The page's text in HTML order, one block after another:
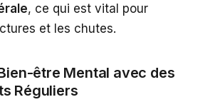
, ce qui est vital pour
et les chutes.
être Mental avec des
Réguliers